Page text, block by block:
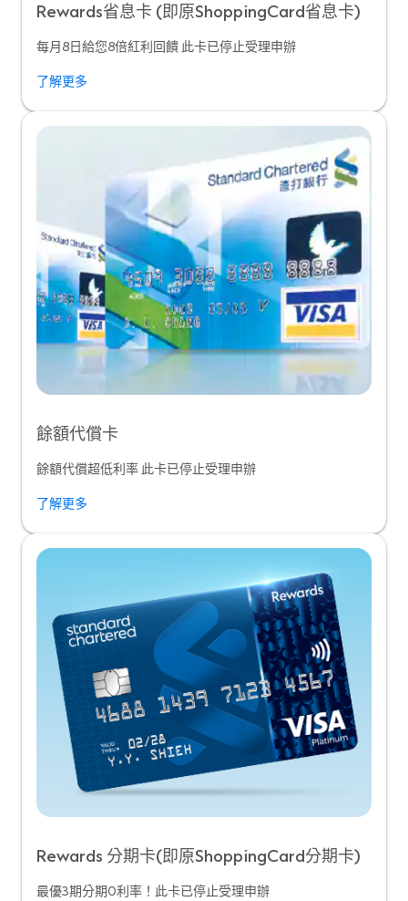
Rewards省息卡 (即原ShoppingCard省息卡)
每月8日給您8倍紅利回饋 此卡已停止受理申辦
了解更多
餘額代償卡
餘額代償超低利率 此卡已停止受理申辦
了解更多
Rewards 分期卡(即原ShoppingCard分期卡)
最優3期分期0利率！此卡已停止受理申辦